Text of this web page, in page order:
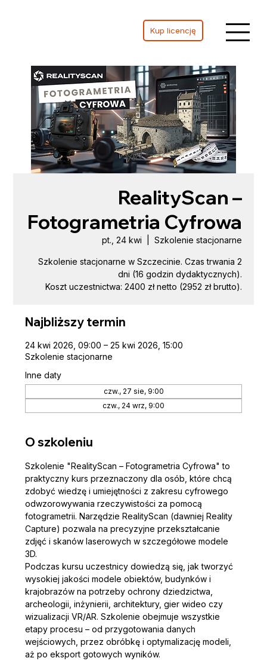
Kup licencję
RealityScan –
Fotogrametria Cyfrowa
pt., 24 kwi Szkolenie stacjonarne
Szkolenie stacjonarne w Szczecinie. Czas trwania 2
dni (16 godzin dydaktycznych).
Koszt uczestnictwa: 2400 zł netto (2952 zł brutto).
Najbliższy termin
24 kwi 2026, 09:00 – 25 kwi 2026, 15:00
Szkolenie stacjonarne
Inne daty
czw., 27 sie, 9:00
czw., 24 wrz, 9:00
O szkoleniu
Szkolenie "RealityScan – Fotogrametria Cyfrowa" to
praktyczny kurs przeznaczony dla osób, które chcą
zdobyć wiedzę i umiejętności z zakresu cyfrowego
odwzorowywania rzeczywistości za pomocą
fotogrametrii. Narzędzie RealityScan (dawniej Reality
Capture) pozwala na precyzyjne przekształcanie
zdjęć i skanów laserowych w szczegółowe modele
3D.
Podczas kursu uczestnicy dowiedzą się, jak tworzyć
wysokiej jakości modele obiektów, budynków i
krajobrazów na potrzeby ochrony dziedzictwa,
archeologii, inżynierii, architektury, gier wideo czy
wizualizacji VR/AR. Szkolenie obejmuje wszystkie
etapy procesu – od przygotowania danych
wejściowych, przez obróbkę i optymalizację modeli,
aż po eksport gotowych wyników.